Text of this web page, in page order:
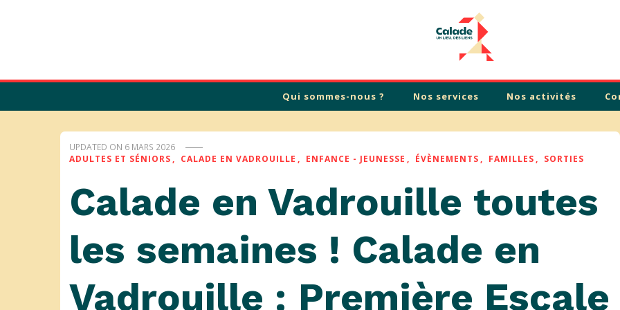
Qui sommes-nous ? Nos services Nos activités
UPDATED ON 6 MARS 2026
ADULTES ET SÉNIORS
CALADE EN VADROUILLE ENFANCE - JEUNESSE ÉVÈNEMENTS FAMILLES SORTIES
Calade en Vadrouille toutes
les semaines ! Calade en
Vadrouille : Première Escale